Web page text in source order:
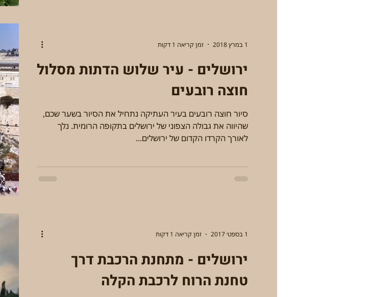
ירושלים - עיר שלוש הדתות מסלול
חוצה רובעים
סיור חוצה רובעים בעיר העתיקה נתחיל את הסיור בשער שכם,
שהיווה את גבולה הצפוני של ירושלים בתקופה הרומית. נלך
לאורך הקרדו הקדום של ירושלים...
1 במרץ 2018 זמן קריאה 1 דקות
ירושלים - מתחנת הרכבת דרך
טחנת הרוח לרכבת הקלה
1 בספט׳ 2017 זמן קריאה 1 דקות